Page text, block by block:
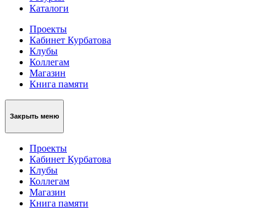
Каталоги
Проекты
Кабинет Курбатова
Клубы
Коллегам
Магазин
Книга памяти
Закрыть меню
Проекты
Кабинет Курбатова
Клубы
Коллегам
Магазин
Книга памяти